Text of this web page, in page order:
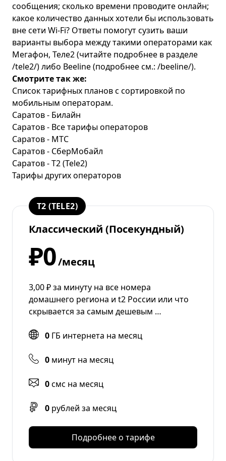
сообщения; сколько времени проводите онлайн;
какое количество данных хотели бы использовать
вне сети Wi-Fi? Ответы помогут сузить ваши
варианты выбора между такими операторами как
Мегафон, Теле2 (читайте подробнее в разделе
/tele2/) либо Beeline (подробнее см.: /beeline/).
Смотрите так же:
Список тарифных планов с сортировкой по
мобильным операторам.
Саратов - Билайн
Саратов - Все тарифы операторов
Саратов - МТС
Саратов - СберМобайл
Саратов - T2 (Tele2)
Тарифы других операторов
T2 (TELE2)
Классический (Посекундный)
₽0/месяц
3,00 ₽ за минуту на все номера
домашнего региона и t2 России или что
скрывается за самым дешевым …
0 ГБ интернета на месяц
0 минут на месяц
0смс на месяц
0 рублей за месяц
Подробнее о тарифе